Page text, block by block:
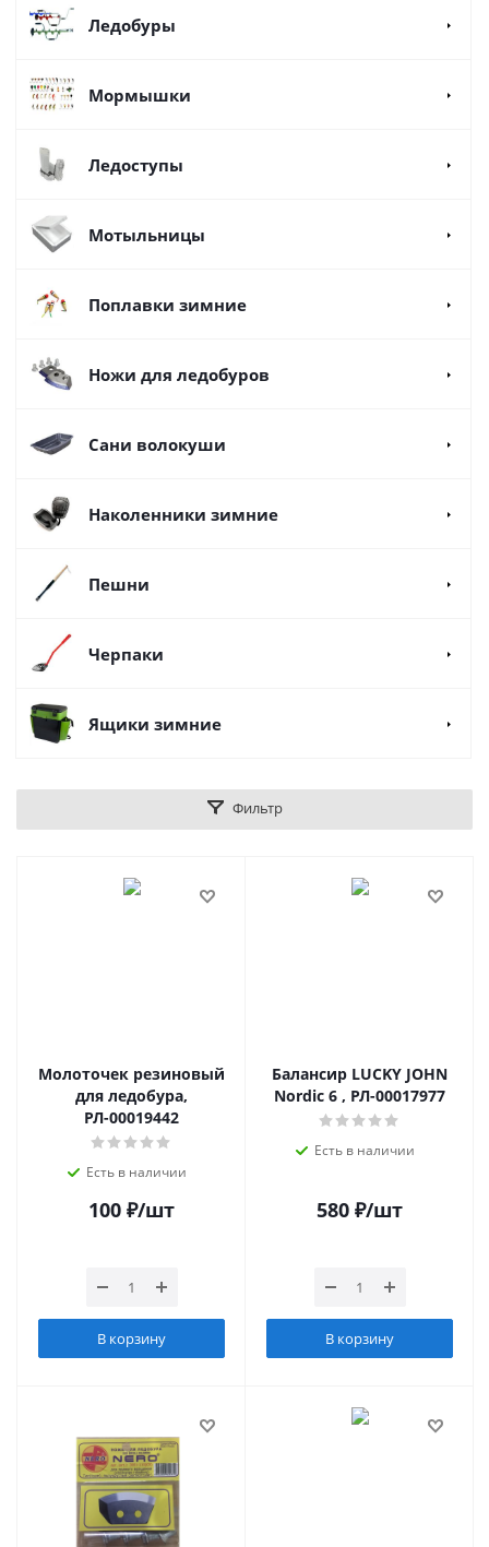
Ледобуры
Мормышки
Ледоступы
Мотыльницы
Поплавки зимние
Ножи для ледобуров
Сани волокуши
Наколенники зимние
Пешни
Черпаки
Ящики зимние
Фильтр
Молоточек резиновый
для ледобура,
РЛ-00019442
Есть в наличии
100 ₽/шт
В корзину
Балансир LUCKY JOHN
Nordic 6 , РЛ-00017977
Есть в наличии
580 ₽/шт
В корзину